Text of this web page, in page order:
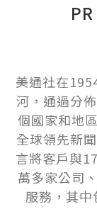
美通社在
河，通過分
個國家和地
全球領先新
言將客戶與
萬多家公司
服務，其中